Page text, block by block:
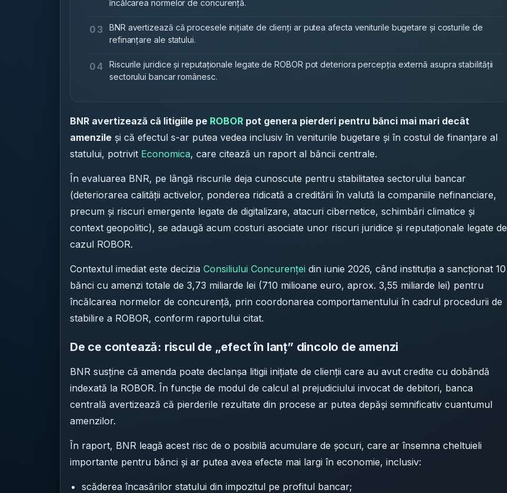
încălcarea normelor de concurență.
03
BNR avertizează că procesele inițiate de clienți ar putea afecta veniturile bugetare și costurile de
refinanțare ale statului.
04
Riscurile juridice și reputaționale legate de ROBOR pot deteriora percepția externă asupra stabilității
sectorului bancar românesc.
BNR avertizează că litigiile pe ROBOR pot genera pierderi pentru bănci mai mari decât
amenzile și că efectul s-ar putea vedea inclusiv în veniturile bugetare și în costul de finanțare al
statului, potrivit Economica, care citează un raport al băncii centrale.
În evaluarea BNR, pe lângă riscurile deja cunoscute pentru stabilitatea sectorului bancar
(deteriorarea calității activelor, ponderea ridicată a creditării în valută la companiile nefinanciare,
precum și riscuri emergente legate de digitalizare, atacuri cibernetice, schimbări climatice și
context geopolitic), se adaugă acum costuri asociate unor riscuri juridice și reputaționale legate de
cazul ROBOR.
Contextul imediat este decizia Consiliului Concurenței din iunie 2026, când instituția a sancționat 10
bănci cu amenzi totale de 3,73 miliarde lei (710 milioane euro, aprox. 3,55 miliarde lei) pentru
încălcarea normelor de concurență, prin coordonarea comportamentului în cadrul procedurii de
stabilire a ROBOR, conform raportului citat.
De ce contează: riscul de „efect în lanț” dincolo de amenzi
BNR susține că amenda poate declanșa litigii inițiate de clienții care au avut credite cu dobândă
indexată la ROBOR. În funcție de modul de calcul al prejudiciului invocat de debitori, banca
centrală avertizează că pierderile rezultate din procese ar putea depăși semnificativ cuantumul
amenzilor.
În raport, BNR leagă acest risc de o posibilă acumulare de șocuri, care ar însemna cheltuieli
importante pentru bănci și ar putea avea efecte mai largi în economie, inclusiv:
scăderea încasărilor statului din impozitul pe profitul bancar;